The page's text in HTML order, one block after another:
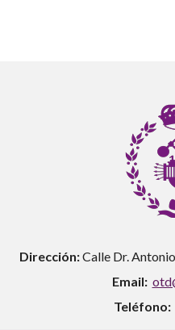
Dirección:Calle Dr.
Email:
Teléfono: